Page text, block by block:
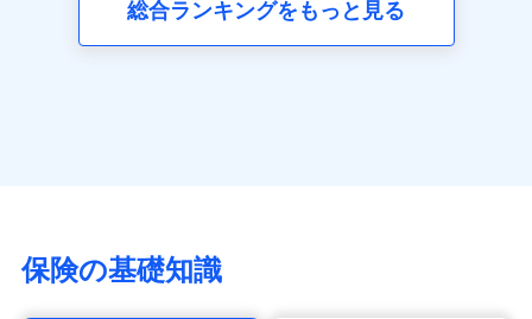
アクサ生命保険株式会社
（https://www.axa.co.jp/）
第一ネオ生命保険株式会社
（https://neofirst.co.jp/）
総合ランキングをもっと見る
保険の基礎知識